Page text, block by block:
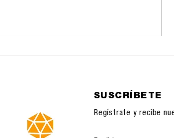
SUSCRÍBETE
Regístrate y recibe